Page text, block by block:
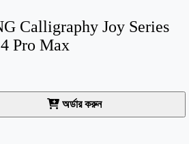
Calligraphy Joy Series
Pro Max
অর্ডার করুন